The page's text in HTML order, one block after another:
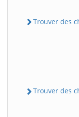
Trouver des
Trouver des